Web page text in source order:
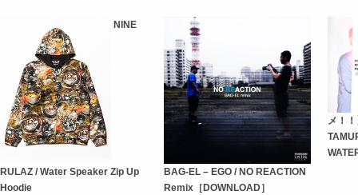
NINE
RULAZ / Water Speaker Zip Up
Hoodie
BAG-EL – EGO / NO REACTION
Remix［DOWNLOAD］
メ！